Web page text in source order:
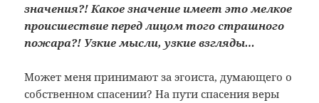
значения?! Какое значение имеет это мелкое
происшествие перед лицом того страшного
пожара?! Узкие мысли, узкие взгляды…
Может меня принимают за эгоиста, думающего о
собственном спасении? На пути спасения веры